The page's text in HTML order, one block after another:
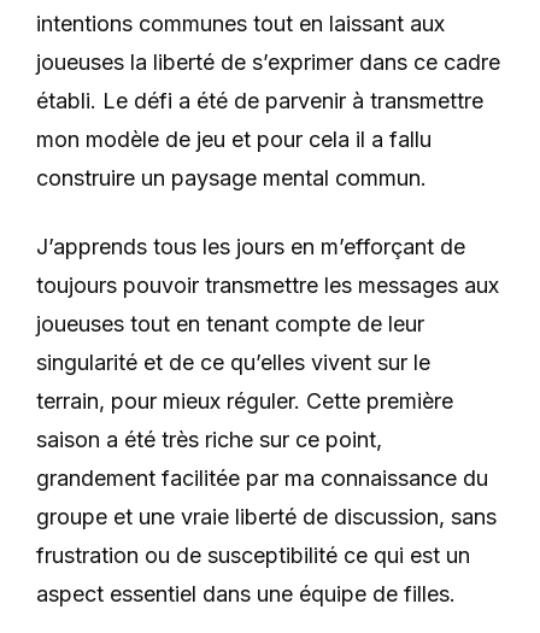
intentions communes tout en laissant aux
joueuses la liberté de s’exprimer dans ce cadre
établi. Le défi a été de parvenir à transmettre
mon modèle de jeu et pour cela il a fallu
construire un paysage mental commun.
J’apprends tous les jours en m’efforçant de
toujours pouvoir transmettre les messages aux
joueuses tout en tenant compte de leur
singularité et de ce qu’elles vivent sur le
terrain, pour mieux réguler. Cette première
saison a été très riche sur ce point,
grandement facilitée par ma connaissance du
groupe et une vraie liberté de discussion, sans
frustration ou de susceptibilité ce qui est un
aspect essentiel dans une équipe de filles.